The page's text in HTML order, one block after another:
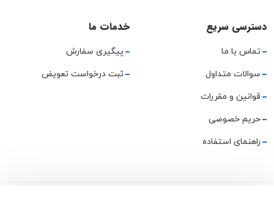
دسترسی سریع
تماس با ما
سوالات متداول
قوانین و مقررات
حریم خصوصی
راهنمای استفاده
خدمات ما
پیگیری سفارش
ثبت درخواست تعویض